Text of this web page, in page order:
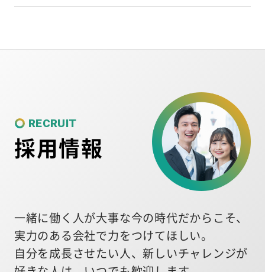
RECRUIT
採用情報
一緒に働く人が大事な今の時代だからこそ、
実力のある会社で力をつけてほしい。
自分を成長させたい人、新しいチャレンジが